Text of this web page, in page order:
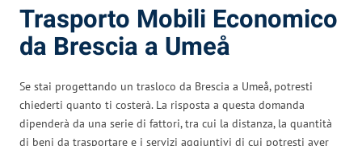
Trasporto Mobili Economico
da Brescia a Umeå
Se stai progettando un trasloco da Brescia a Umeå, potresti
chiederti quanto ti costerà. La risposta a questa domanda
dipenderà da una serie di fattori, tra cui la distanza, la quantità
di beni da trasportare e i servizi aggiuntivi di cui potresti aver